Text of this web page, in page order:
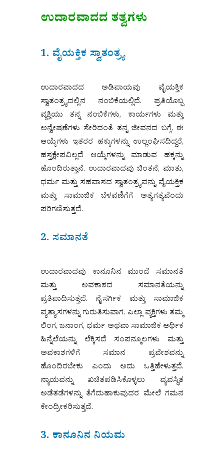
ಉದಾರವಾದದ ತತ್ವಗಳು
1. ವೈಯಕ್ತಿಕ ಸ್ವಾತಂತ್ರ್ಯ
ಉದಾರವಾದದ ಅಡಿಪಾಯವು ವೈಯಕ್ತಿಕ
ಸ್ವಾತಂತ್ರ್ಯದಲ್ಲಿನ ನಂಬಿಕೆಯಲ್ಲಿದೆ. ಪ್ರತಿಯೊಬ್ಬ
ವ್ಯಕ್ತಿಯು ತನ್ನ ನಂಬಿಕೆಗಳು, ಕಾರ್ಯಗಳು ಮತ್ತು
ಅನ್ವೇಷಣೆಗಳು ಸೇರಿದಂತೆ ತನ್ನ ಜೀವನದ ಬಗ್ಗೆ, ಈ
ಆಯ್ಕೆಗಳು ಇತರರ ಹಕ್ಕುಗಳನ್ನು ಉಲ್ಲಂಘಿಸದಿದ್ದರೆ,
ಹಸ್ತಕ್ಷೇಪವಿಲ್ಲದೆ ಆಯ್ಕೆಗಳನ್ನು ಮಾಡುವ ಹಕ್ಕನ್ನು
ಹೊಂದಿರುತ್ತಾನೆ. ಉದಾರವಾದವು ಚಿಂತನೆ, ಮಾತು,
ಧರ್ಮ ಮತ್ತು ಸಹವಾಸದ ಸ್ವಾತಂತ್ರ್ಯವನ್ನು ವೈಯಕ್ತಿಕ
ಮತ್ತು ಸಾಮಾಜಿಕ ಬೆಳವಣಿಗೆಗೆ ಅತ್ಯಗತ್ಯವೆಂದು
ಪರಿಗಣಿಸುತ್ತದೆ.
2. ಸಮಾನತೆ
ಉದಾರವಾದವು ಕಾನೂನಿನ ಮುಂದೆ ಸಮಾನತೆ
ಮತ್ತು ಅವಕಾಶದ ಸಮಾನತೆಯನ್ನು
ಪ್ರತಿಪಾದಿಸುತ್ತದೆ. ನೈಸರ್ಗಿಕ ಮತ್ತು ಸಾಮಾಜಿಕ
ವ್ಯತ್ಯಾಸಗಳನ್ನು ಗುರುತಿಸುವಾಗ, ಎಲ್ಲಾ ವ್ಯಕ್ತಿಗಳು ತಮ್ಮ
ಲಿಂಗ, ಜನಾಂಗ, ಧರ್ಮ ಅಥವಾ ಸಾಮಾಜಿಕ ಆರ್ಥಿಕ
ಹಿನ್ನೆಲೆಯನ್ನು ಲೆಕ್ಕಿಸದೆ ಸಂಪನ್ಮೂಲಗಳು ಮತ್ತು
ಅವಕಾಶಗಳಿಗೆ ಸಮಾನ ಪ್ರವೇಶವನ್ನು
ಹೊಂದಿರಬೇಕು ಎಂದು ಅದು ಒತ್ತಿಹೇಳುತ್ತದೆ.
ನ್ಯಾಯವನ್ನು ಖಚಿತಪಡಿಸಿಕೊಳ್ಳಲು ವ್ಯವಸ್ಥಿತ
ಅಡೆತಡೆಗಳನ್ನು ತೆಗೆದುಹಾಕುವುದರ ಮೇಲೆ ಗಮನ
ಕೇಂದ್ರೀಕರಿಸುತ್ತದೆ.
3. ಕಾನೂನಿನ ನಿಯಮ